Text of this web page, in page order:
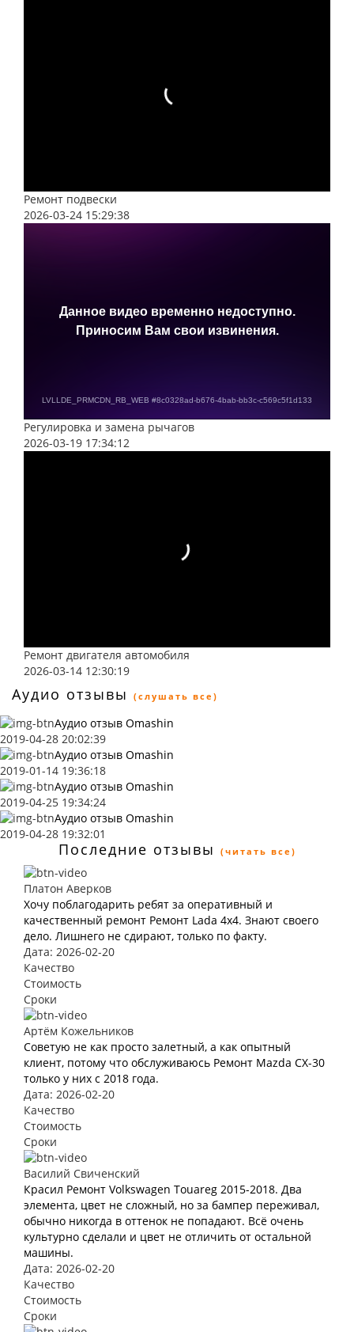
Тестирование и настройка: После завершения
ремонта коробки передач необходимо провести
Ремонт подвески
2026-03-24 15:29:38
Регулировка и замена рычагов
2026-03-19 17:34:12
Ремонт двигателя автомобиля
2026-03-14 12:30:19
Аудио отзывы (слушать все)
Аудио отзыв Omashin
2019-04-28 20:02:39
Аудио отзыв Omashin
2019-01-14 19:36:18
Аудио отзыв Omashin
2019-04-25 19:34:24
Аудио отзыв Omashin
2019-04-28 19:32:01
Последние отзывы (читать все)
Платон Аверков
Хочу поблагодарить ребят за оперативный и
качественный ремонт Ремонт Lada 4х4. Знают своего
дело. Лишнего не сдирают, только по факту.
Дата: 2026-02-20
Качество
Стоимость
Сроки
Артём Кожельников
Советую не как просто залетный, а как опытный
клиент, потому что обслуживаюсь Ремонт Mazda CX-30
только у них с 2018 года.
Дата: 2026-02-20
Качество
Стоимость
Сроки
Василий Свиченский
Красил Ремонт Volkswagen Touareg 2015-2018. Два
элемента, цвет не сложный, но за бампер переживал,
обычно никогда в оттенок не попадают. Всё очень
культурно сделали и цвет не отличить от остальной
машины.
Дата: 2026-02-20
Качество
Стоимость
Сроки